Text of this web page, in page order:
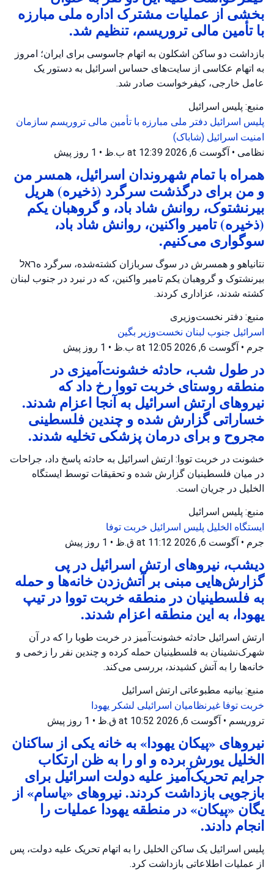
بخشی از عملیات مشترک اداره ملی مبارزه
با تأمین مالی تروریسم، تنظیم شد.
بازداشت دو ساکن اشکلون به اتهام جاسوسی برای ایران؛ امروز
به اتهام عکاسی از سایت‌های حساس اسرائیل به دستور یک
عامل خارجی، کیفرخواست صادر شد.
منبع: پلیس اسرائیل
پلیس اسرائیل دفتر ملی مبارزه با تأمین مالی تروریسم سازمان
امنیت اسرائیل (شاباک)
نظامی • آگوست 6, 2026 at 12:39 ب.ظ • 1 روز پیش
همراه با تمام شهروندان اسرائیل، همسر من
و من برای درگذشت سرگرد (ذخیره) هریل
بیرنشتوک، روانش شاد باد، و گروهبان یکم
(ذخیره) تامیر واکنین، روانش شاد باد،
سوگواری می‌کنیم.
نتانیاهو و همسرش در سوگ سربازان کشته‌شده، سرگرد هראל
بیرنشتوک و گروهبان یکم تامیر واکنین، که در نبرد در جنوب لبنان
کشته شدند، عزاداری کردند.
منبع: دفتر نخست‌وزیری
اسرائیل جنوب لبنان نخست‌وزیر بگین
جرم • آگوست 6, 2026 at 12:05 ب.ظ • 1 روز پیش
در طول شب، حادثه خشونت‌آمیزی در
منطقه روستای خربت تووا رخ داد که
نیروهای ارتش اسرائیل به آنجا اعزام شدند.
خساراتی گزارش شده و چندین فلسطینی
مجروح و برای درمان پزشکی تخلیه شدند.
خشونت در خربت تووا: ارتش اسرائیل به حادثه پاسخ داد، جراحات
در میان فلسطینیان گزارش شده و تحقیقات توسط ایستگاه
الخلیل در جریان است.
منبع: پلیس اسرائیل
ایستگاه الخلیل پلیس اسرائیل خربت توفا
جرم • آگوست 6, 2026 at 11:12 ق.ظ • 1 روز پیش
دیشب، نیروهای ارتش اسرائیل در پی
گزارش‌هایی مبنی بر آتش‌زدن خانه‌ها و حمله
به فلسطینیان در منطقه خربت تووا در تیپ
یهودا، به این منطقه اعزام شدند.
ارتش اسرائیل حادثه خشونت‌آمیز در خربت طوبا را که در آن
شهرک‌نشینان به فلسطینیان حمله کرده و چندین نفر را زخمی و
خانه‌ها را به آتش کشیدند، بررسی می‌کند.
منبع: بیانیه مطبوعاتی ارتش اسرائیل
خربت توفا غیرنظامیان اسرائیلی لشکر یهودا
تروریسم • آگوست 6, 2026 at 10:52 ق.ظ • 1 روز پیش
نیروهای «پیکان یهودا» به خانه یکی از ساکنان
الخلیل یورش برده و او را به ظن ارتکاب
جرایم تحریک‌آمیز علیه دولت اسرائیل برای
بازجویی بازداشت کردند. نیروهای «یاسام» از
یگان «پیکان» در منطقه یهودا عملیات را
انجام دادند.
پلیس اسرائیل یک ساکن الخلیل را به اتهام تحریک علیه دولت، پس
از عملیات اطلاعاتی بازداشت کرد.